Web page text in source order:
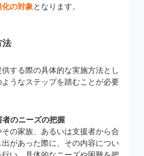
の対象となります。
法
する際の具体的な実施方法とし
うなステップを踏むことが必要
者のニーズの把握
の家族、あるいは支援者から合
があった際に、その内容につい